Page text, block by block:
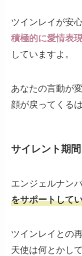
ツインレイが安
積極的に愛情表
していますよ。
あなたの言動が
顔が戻ってくる
サイレント期
エンジェルナン
をサポートして
ツインレイとの
天使は何とかし